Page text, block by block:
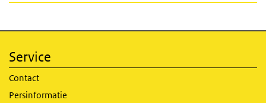
Service
Contact
Persinformatie